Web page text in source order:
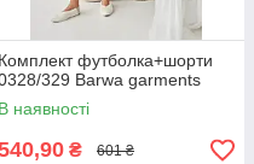
Комплект футболка+шорти
329 Barwa garments
В наявності
₴ 601 ₴